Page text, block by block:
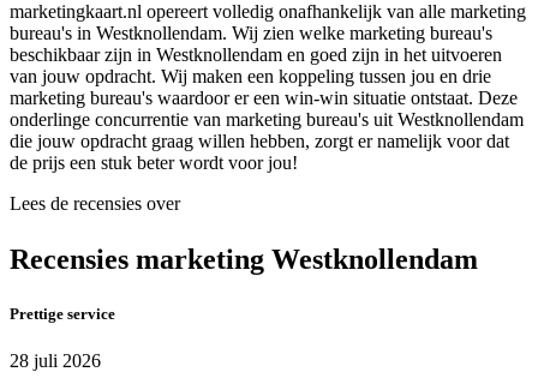
marketingkaart.nl opereert volledig onafhankelijk van alle marketing
bureau's in Westknollendam. Wij zien welke marketing bureau's
beschikbaar zijn in Westknollendam en goed zijn in het uitvoeren
van jouw opdracht. Wij maken een koppeling tussen jou en drie
marketing bureau's waardoor er een win-win situatie ontstaat. Deze
onderlinge concurrentie van marketing bureau's uit Westknollendam
die jouw opdracht graag willen hebben, zorgt er namelijk voor dat
de prijs een stuk beter wordt voor jou!
Lees de recensies over
Recensies marketing Westknollendam
Prettige service
28 juli 2026